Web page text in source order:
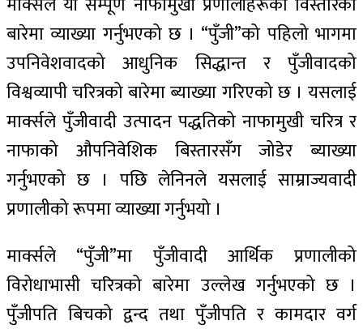
बारेमा व्याख्या गर्नुभएको छ । “पुँजी”को पहिलो भागमा
उपनिवेशवादको आधुनिक सिद्धान्त र पुँजीवादको
विश्वव्यापी चरित्रको बारेमा ब्याख्या गरिएको छ । यसलाई
मार्क्सले पुँजीवादी उत्पादन पद्धतिको नाफामुखी चरित्र र
नाफाको औपनिवेशिक बिस्तारसँग जोडेर ब्याख्या
गर्नुभएको छ । पछि लेनिनले यसलाई साम्राज्यवादी
प्रणालीको रूपमा व्याख्या गर्नुभयो ।
मार्क्सले “पुँजी”मा पुँजीवादी आर्थिक प्रणालीको
विरोधाभासी चरित्रको बारेमा उल्लेख गर्नुभएको छ ।
पुँजीपति बिचको द्वन्द तथा पुँजीपति र कामदार वर्ग